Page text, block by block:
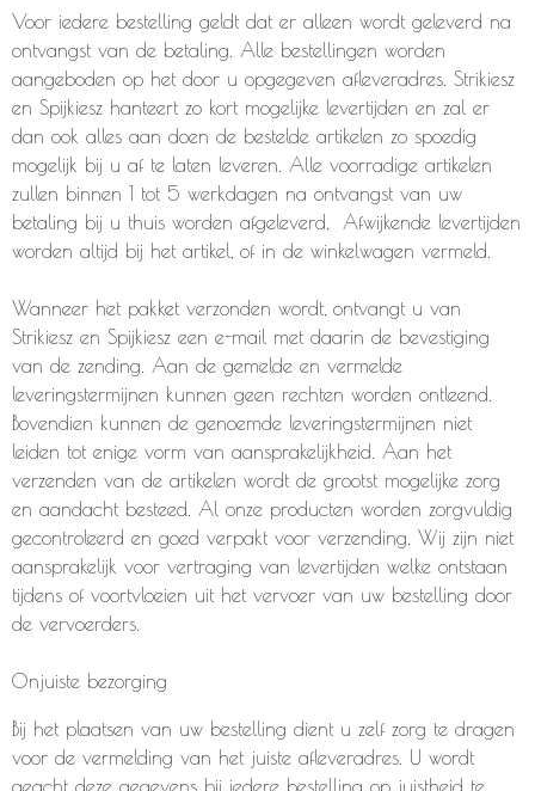
Voor iedere bestelling geldt dat er alleen wordt geleverd na
ontvangst van de betaling. Alle bestellingen worden
aangeboden op het door u opgegeven afleveradres. Strikiesz
en Spijkiesz hanteert zo kort mogelijke levertijden en zal er
dan ook alles aan doen de bestelde artikelen zo spoedig
mogelijk bij u af te laten leveren. Alle voorradige artikelen
zullen binnen 1 tot 5 werkdagen na ontvangst van uw
betaling bij u thuis worden afgeleverd, Afwijkende levertijden
worden altijd bij het artikel, of in de winkelwagen vermeld.
Wanneer het pakket verzonden wordt, ontvangt u van
Strikiesz en Spijkiesz een e-mail met daarin de bevestiging
van de zending. Aan de gemelde en vermelde
leveringstermijnen kunnen geen rechten worden ontleend.
Bovendien kunnen de genoemde leveringstermijnen niet
leiden tot enige vorm van aansprakelijkheid. Aan het
verzenden van de artikelen wordt de grootst mogelijke zorg
en aandacht besteed. Al onze producten worden zorgvuldig
gecontroleerd en goed verpakt voor verzending. Wij zijn niet
aansprakelijk voor vertraging van levertijden welke ontstaan
tijdens of voortvloeien uit het vervoer van uw bestelling door
de vervoerders.
Onjuiste bezorging
Bij het plaatsen van uw bestelling dient u zelf zorg te dragen
voor de vermelding van het juiste afleveradres. U wordt
geacht deze gegevens bij iedere bestelling op juistheid te